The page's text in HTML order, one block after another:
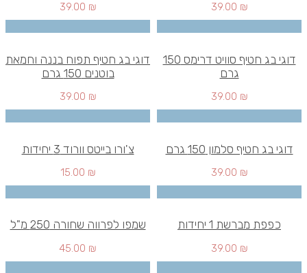
39.00 ₪
39.00 ₪
דוגי בג חטיף סוויט דרימס 150
גרם
39.00 ₪
דוגי בג חטיף תפוח בננה וחמאת
בוטנים 150 גרם
39.00 ₪
דוגי בג חטיף סלמון 150 גרם
39.00 ₪
צ'ורו בייטס וורוד 3 יחידות
15.00 ₪
כפפת מברשת 1 יחידות
39.00 ₪
שמפו לפרווה שחורה 250 מ"ל
45.00 ₪